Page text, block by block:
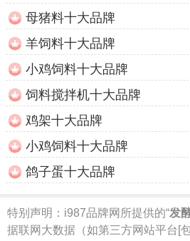
母猪料十大品牌
羊饲料十大品牌
小鸡饲料十大品牌
饲料搅拌机十大品牌
鸡架十大品牌
小鸡饲料十大品牌
鸽子蛋十大品牌
特别声明： i987品牌网所提供的“发
据联网大数据（如第三方网站平台[